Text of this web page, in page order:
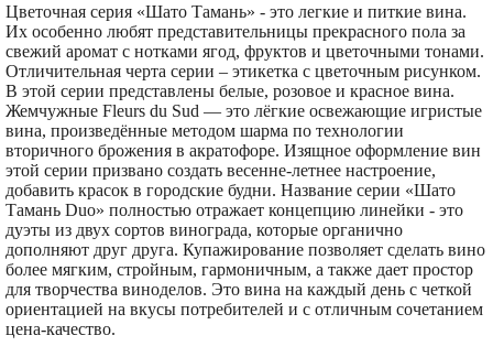
Цветочная серия «Шато Тамань» - это легкие и питкие вина.
Их особенно любят представительницы прекрасного пола за
свежий аромат с нотками ягод, фруктов и цветочными тонами.
Отличительная черта серии – этикетка с цветочным рисунком.
В этой серии представлены белые, розовое и красное вина.
Жемчужные Fleurs du Sud — это лёгкие освежающие игристые
вина, произведённые методом шарма по технологии
вторичного брожения в акратофоре. Изящное оформление вин
этой серии призвано создать весенне-летнее настроение,
добавить красок в городские будни. Название серии «Шато
Тамань Duo» полностью отражает концепцию линейки - это
дуэты из двух сортов винограда, которые органично
дополняют друг друга. Купажирование позволяет сделать вино
более мягким, стройным, гармоничным, а также дает простор
для творчества виноделов. Это вина на каждый день с четкой
ориентацией на вкусы потребителей и с отличным сочетанием
цена-качество.